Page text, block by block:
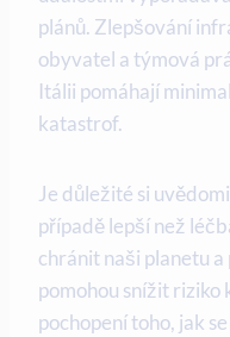
plánů. Zlepšování
obyvatel a týmová
Itálii pomáhají
katastrof.
Je důležité si
případě lepší než
chránit naši planetu
pomohou snížit riziko
pochopení toho, jak